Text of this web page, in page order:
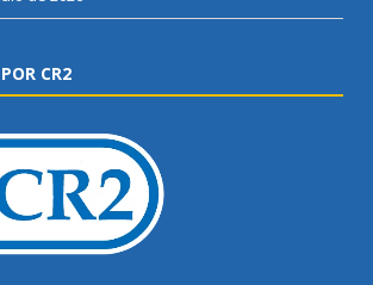
CR2